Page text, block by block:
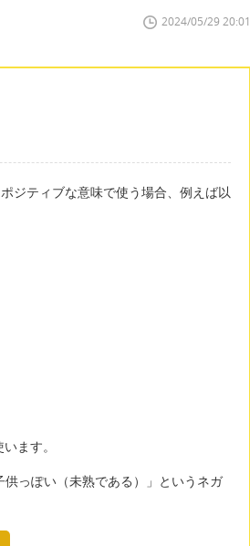
2024/05/29 20:01
ジティブな意味で使う場合、例えば以
ます。
っぽい（未熟である）」というネガ